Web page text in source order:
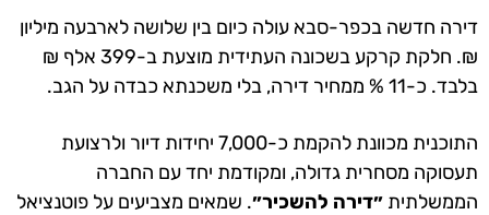
דירה חדשה בכפר-סבא עולה כיום בין שלושה לארבעה מיליון
₪. חלקת קרקע בשכונה העתידית מוצעת ב-399 אלף ₪
בלבד. כ-11 % ממחיר דירה, בלי משכנתא כבדה על הגב.
התוכנית מכוונת להקמת כ-7,000 יחידות דיור ולרצועת
תעסוקה מסחרית גדולה, ומקודמת יחד עם החברה
הממשלתית ״דירה להשכיר״. שמאים מצביעים על פוטנציאל